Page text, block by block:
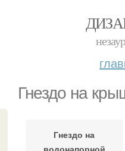
Гнездо на
Гнездо на
водонапорной